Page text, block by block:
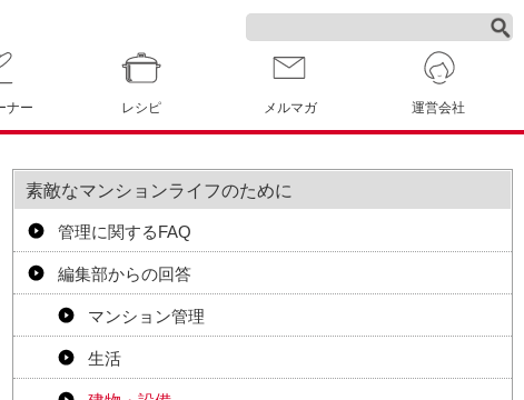
ナー レシピ メルマガ 運営会社
素敵なマンションライフのために
管理に関するFAQ
編集部からの回答
マンション管理
生活